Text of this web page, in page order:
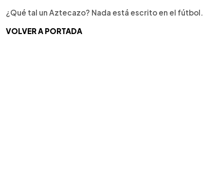
¿Qué tal un Aztecazo? Nada está escrito en el fútbol.
VOLVER A PORTADA